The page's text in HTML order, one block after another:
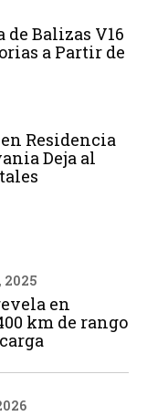
de Balizas V16
a Partir de
Residencia
Deja al
2025
en
km de rango